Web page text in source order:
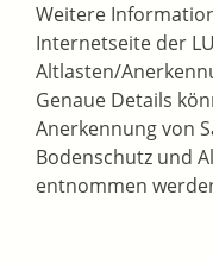
Weitere
Internetseite der
Altlasten/
Genaue Details
Anerkennung von
Bodenschutz und
entnommen